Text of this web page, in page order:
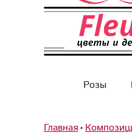
Розы
Главная